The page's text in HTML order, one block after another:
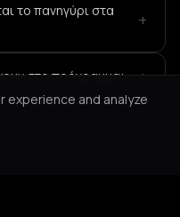
το πανηγύρι στα
+
στο πρόγραμμα; +
experience and analyze